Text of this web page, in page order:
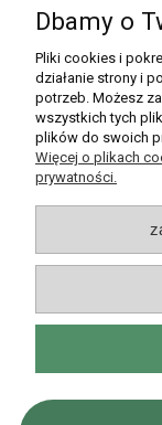
Rarytasy
Dbamy o
Pliki cookies i
działanie strony i
potrzeb. Możesz
wszystkich tych
plików do swoich
Więcej o plikach
prywatności.